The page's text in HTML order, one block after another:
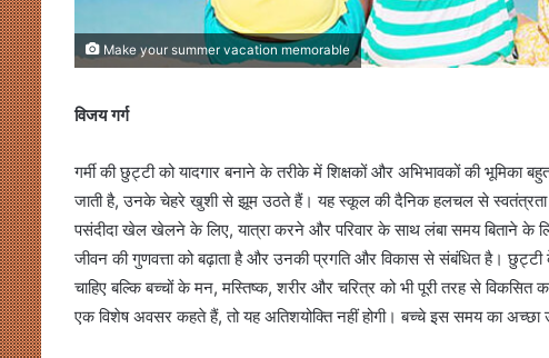
Make your summer vacation memorable
विजय गर्ग
गर्मी की छुट्टी को यादगार बनाने के तरीके में शिक्षकों और अभिभावकों की भूमिका
जाती है, उनके चेहरे खुशी से झूम उठते हैं। यह स्कूल की दैनिक हलचल से स्वतंत्रता
पसंदीदा खेल खेलने के लिए, यात्रा करने और परिवार के साथ लंबा समय बिताने के
जीवन की गुणवत्ता को बढ़ाता है और उनकी प्रगति और विकास से संबंधित है।
चाहिए बल्कि बच्चों के मन, मस्तिष्क, शरीर और चरित्र को भी पूरी तरह से
एक विशेष अवसर कहते हैं, तो यह अतिशयोक्ति नहीं होगी। बच्चे इस समय का